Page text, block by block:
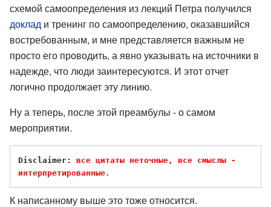
схемой самоопределения из лекций Петра получился
доклад и тренинг по самоопределению, оказавшийся
востребованным, и мне представляется важным не
просто его проводить, а явно указывать на источники в
надежде, что люди заинтересуются. И этот отчет
логично продолжает эту линию.
Ну а теперь, после этой преамбулы - о самом
мероприятии.
Disclaimer: все цитаты неточные, все смыслы -
интерпретированные
К написанному выше это тоже относится.